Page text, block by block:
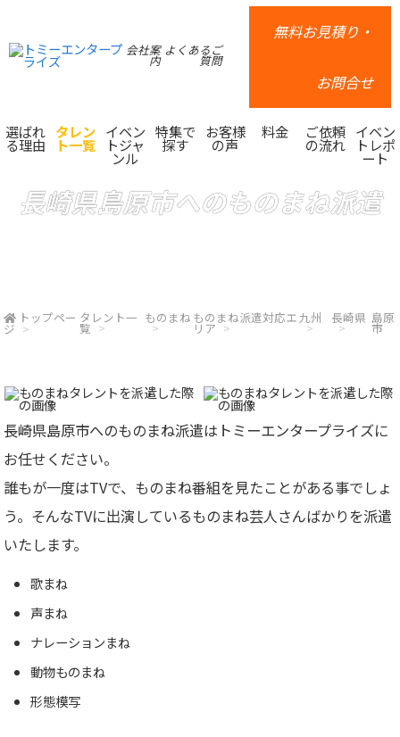
会社案
内
よくあるご
質問
無料お見積り・
お問合せ
選ばれ
る理由
タレン
ト一覧
イベン
トジャ
ンル
特集で
探す
お客様
の声
料金 ご依頼
の流れ
イベン
トレポ
ート
長崎県島原市へのものまね派遣
トップペー
ジ
タレント一
覧
ものまね ものまね派遣対応エ
リア
九州 長崎県 島原
市
長崎県島原市へのものまね派遣はトミーエンタープライズに
お任せください。
誰もが一度はTVで、ものまね番組を見たことがある事でしょ
う。そんなTVに出演しているものまね芸人さんばかりを派遣
いたします。
歌まね
声まね
ナレーションまね
動物ものまね
形態模写